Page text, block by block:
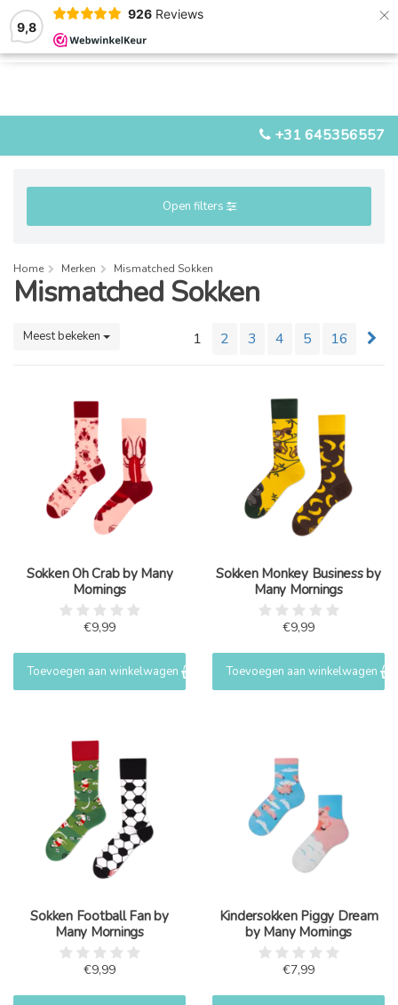
9,8
926 Reviews ×
+31 645356557
MENU
Open filters
Home Merken Mismatched Sokken
Mismatched Sokken
Meest bekeken 1 2 3 4 5 16
Sokken Oh Crab by Many
Mornings
€9,99
Toevoegen aan winkelwagen
Sokken Monkey Business by
Many Mornings
€9,99
Toevoegen aan winkelwagen
Sokken Football Fan by
Many Mornings
€9,99
Kindersokken Piggy Dream
by Many Mornings
€7,99